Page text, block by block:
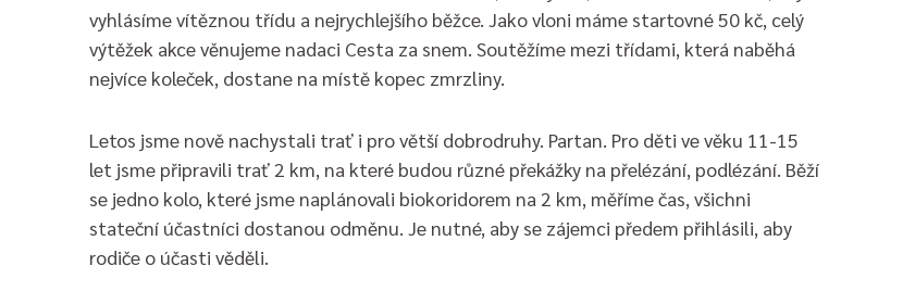
vyhlásíme vítěznou třídu a nejrychlejšího běžce. Jako vloni máme startovné 50 kč, celý
výtěžek akce věnujeme nadaci Cesta za snem. Soutěžíme mezi třídami, která naběhá
nejvíce koleček, dostane na místě kopec zmrzliny.
Letos jsme nově nachystali trať i pro větší dobrodruhy. Partan. Pro děti ve věku 11-15
let jsme připravili trať 2 km, na které budou různé překážky na přelézání, podlézání. Běží
se jedno kolo, které jsme naplánovali biokoridorem na 2 km, měříme čas, všichni
stateční účastníci dostanou odměnu. Je nutné, aby se zájemci předem přihlásili, aby
rodiče o účasti věděli.